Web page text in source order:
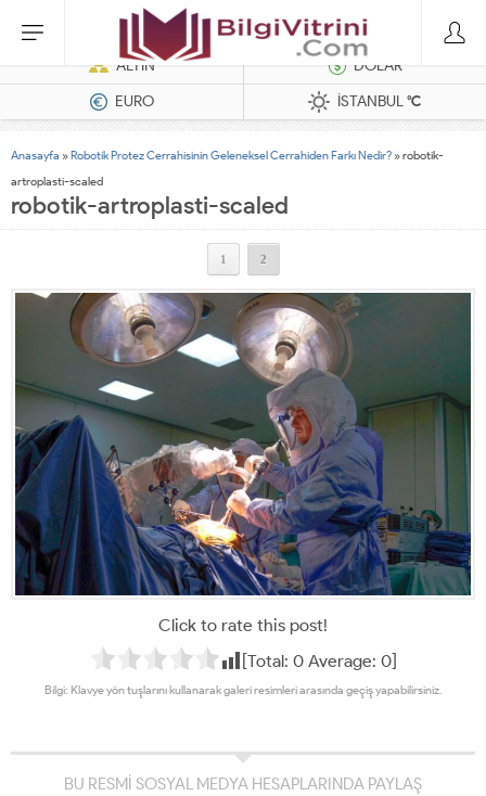
Dizel Jeneratörler
ALTIN
DOLAR
EURO
İSTANBUL°C
Anasayfa »Robotik Protez Cerrahisinin Geleneksel Cerrahiden Farkı Nedir? »robotik-
artroplasti-scaled
robotik-artroplasti-scaled
1 2
Click to rate this post!
[Total: 0Average: 0]
Bilgi: Klavye yön tuşlarını kullanarak galeri resimleri arasında geçiş yapabilirsiniz.
BU RESMİ SOSYAL MEDYA HESAPLARINDA PAYLAŞ